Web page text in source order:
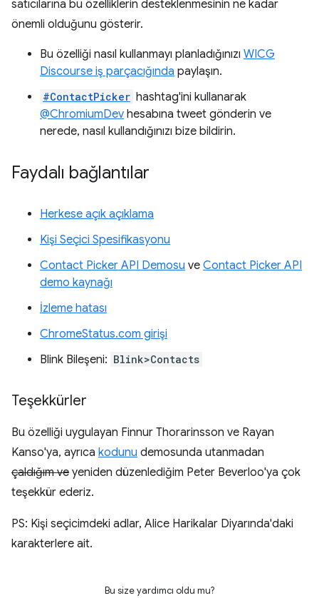
satıcılarına bu özelliklerin desteklenmesinin ne kadar
önemli olduğunu gösterir.
Bu özelliği nasıl kullanmayı planladığınızı WICG
Discourse iş parçacığında paylaşın.
#ContactPicker hashtag'ini kullanarak
@ChromiumDev hesabına tweet gönderin ve
nerede, nasıl kullandığınızı bize bildirin.
Faydalı bağlantılar
Herkese açık açıklama
Kişi Seçici Spesifikasyonu
Contact Picker API Demosu ve Contact Picker API
demo kaynağı
İzleme hatası
ChromeStatus.com girişi
Blink Bileşeni: Blink>Contacts
Teşekkürler
Bu özelliği uygulayan Finnur Thorarinsson ve Rayan
Kanso'ya, ayrıca kodunu demosunda utanmadan
çaldığım ve yeniden düzenlediğim Peter Beverloo'ya çok
teşekkür ederiz.
PS: Kişi seçicimdeki adlar, Alice Harikalar Diyarında'daki
karakterlere ait.
Bu size yardımcı oldu mu?